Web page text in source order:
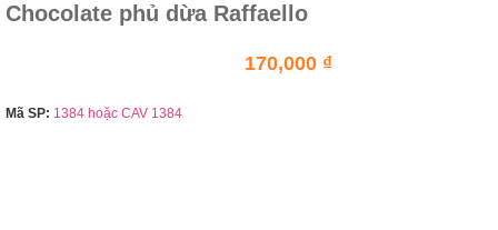
Chocolate phủ dừa Raffaello
170,000 ₫
Mã SP: 1384 hoặc CAV 1384